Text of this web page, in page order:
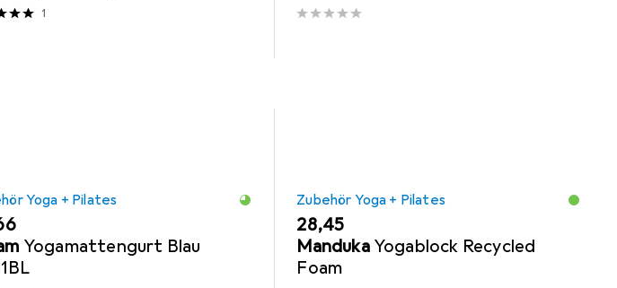
1
Yoga + Pilates
Yogamattengurt Blau
Zubehör Yoga + Pilates
EUR
28,45
Manduka Yogablock Recycled
Foam